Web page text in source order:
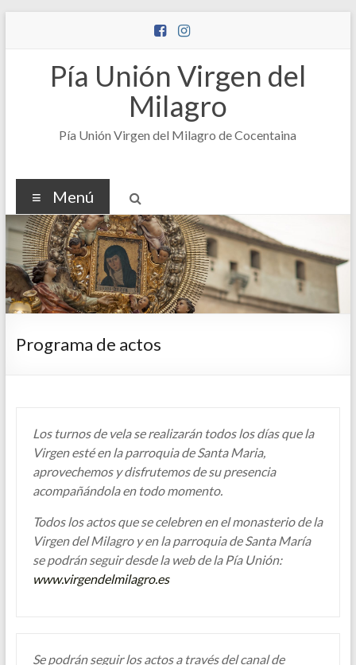
Pía Unión Virgen del
Milagro
Pía Unión Virgen del Milagro de Cocentaina
Menú
Programa de actos
Los turnos de vela se realizarán todos los días que la
Virgen esté en la parroquia de Santa Maria,
aprovechemos y disfrutemos de su presencia
acompañándola en todo momento.
Todos los actos que se celebren en el monasterio de la
Virgen del Milagro y en la parroquia de Santa María
se podrán seguir desde la web de la Pía Unión:
www.virgendelmilagro.es
Se podrán seguir los actos a través del canal de